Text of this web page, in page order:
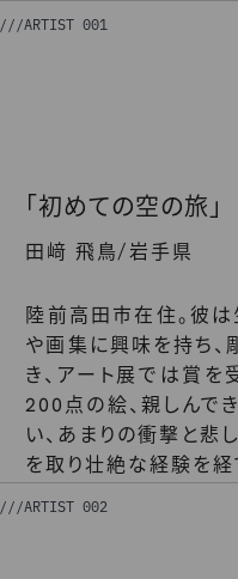
///ARTIST 001
「初めての空の旅」
田﨑 飛鳥/岩手県
陸前高田市在住。彼
や画集に興味を持ち、
き、アート展では賞を
200点の絵、親しんで
い、あまりの衝撃と悲
を取り壮絶な経験を経
///ARTIST 002